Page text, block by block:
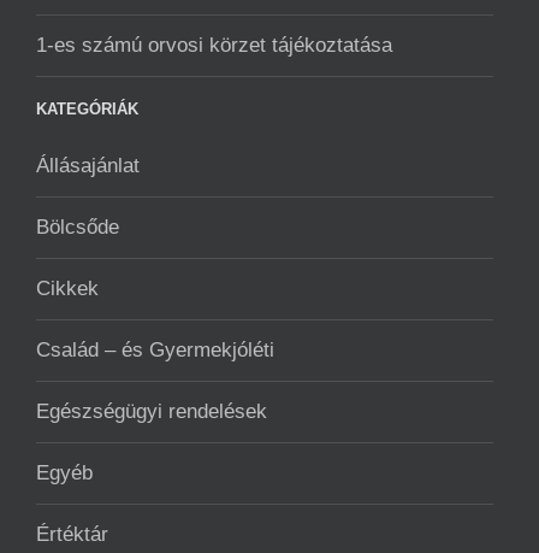
1-es számú orvosi körzet tájékoztatása
KATEGÓRIÁK
Állásajánlat
Bölcsőde
Cikkek
Család – és Gyermekjóléti
Egészségügyi rendelések
Egyéb
Értéktár